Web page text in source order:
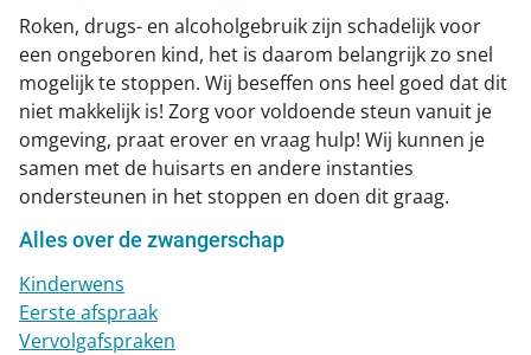
Roken, drugs- en alcoholgebruik zijn schadelijk voor
een ongeboren kind, het is daarom belangrijk zo snel
mogelijk te stoppen. Wij beseffen ons heel goed dat dit
niet makkelijk is! Zorg voor voldoende steun vanuit je
omgeving, praat erover en vraag hulp! Wij kunnen je
samen met de huisarts en andere instanties
ondersteunen in het stoppen en doen dit graag.
Alles over de zwangerschap
Kinderwens
Eerste afspraak
Vervolgafspraken